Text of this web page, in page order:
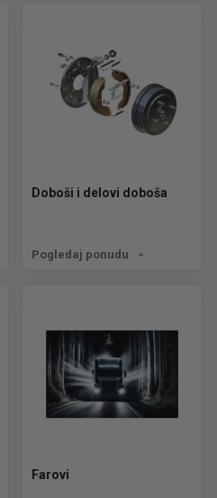
Doboši i delovi doboša
Pogledaj ponudu
Farovi